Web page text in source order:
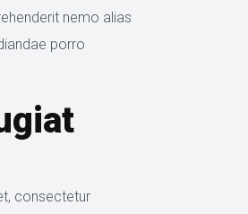
nemo alias
porro
consectetur